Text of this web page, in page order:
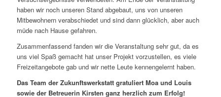
haben wir noch unseren Stand abgebaut, uns von unseren
Mitbewohnern verabschiedet und sind dann glücklich, aber auch
müde nach Hause gefahren.
Zusammenfassend fanden wir die Veranstaltung sehr gut, da es
uns viel Spaß gemacht hat unser Projekt vorzustellen, es viele
Freizeitangebote gab und wir nette Leute kennengelernt haben.
Das Team der Zukunftswerkstatt gratuliert Moa und Louis
sowie der Betreuerin Kirsten ganz herzlich zum Erfolg!